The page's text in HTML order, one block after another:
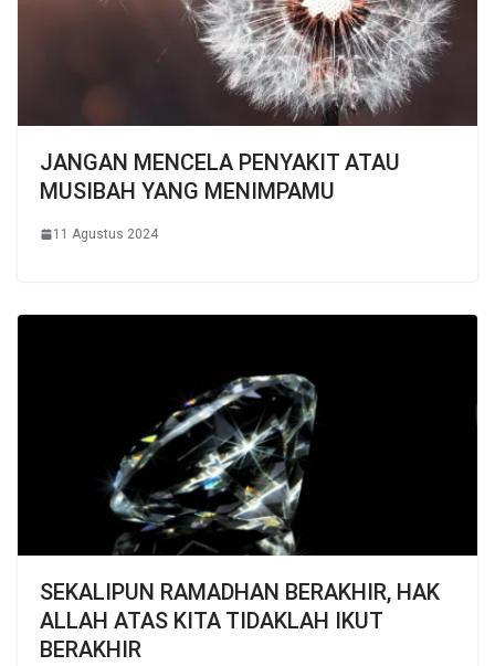
JANGAN MENCELA PENYAKIT ATAU
MUSIBAH YANG MENIMPAMU
11 Agustus 2024
SEKALIPUN RAMADHAN BERAKHIR, HAK
ALLAH ATAS KITA TIDAKLAH IKUT
BERAKHIR